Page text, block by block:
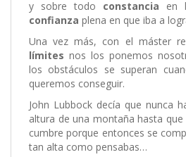
y sobre todo constancia en
confianza plena en que iba a
Una vez más, con el máster
límites nos los ponemos
los obstáculos se superan
queremos conseguir.
John Lubbock decía que nunca
altura de una montaña hasta
cumbre porque entonces se
tan alta como pensabas…